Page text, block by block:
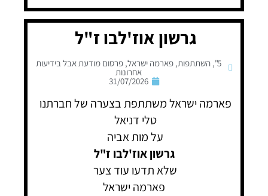
גרשון אוז'לבו ז"ל
5"
,השתתפות,פארמה ישראל,פרסום מודעת אבל בידיעות
אחרונות
31/07/2026
פארמה ישראל משתתפת בצערה של חברתנו
טלי דניאל
על מות אביה
גרשון אוז'לבו ז"ל
שלא תדעו עוד צער
פארמה ישראל